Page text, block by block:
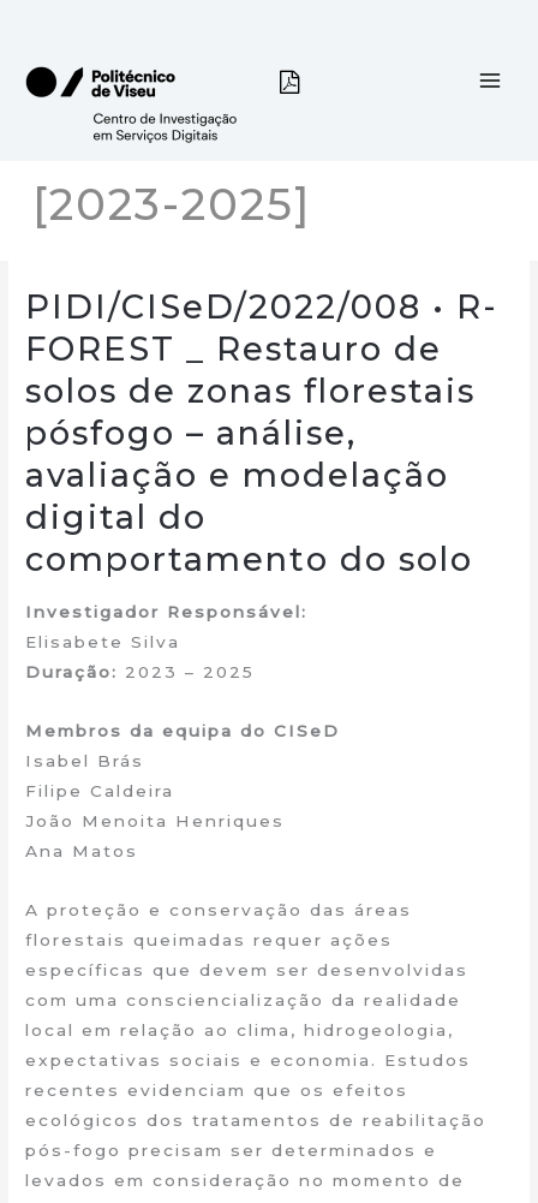
content
[2023-2025]
PIDI/CISeD/2022/008 • R-
FOREST _ Restauro de
solos de zonas florestais
pósfogo – análise,
avaliação e modelação
digital do
comportamento do solo
Investigador Responsável:
Elisabete Silva
Duração: 2023 – 2025
Membros da equipa do CISeD
Isabel Brás
Filipe Caldeira
João Menoita Henriques
Ana Matos
A proteção e conservação das áreas
florestais queimadas requer ações
específicas que devem ser desenvolvidas
com uma consciencialização da realidade
local em relação ao clima, hidrogeologia,
expectativas sociais e economia. Estudos
recentes evidenciam que os efeitos
ecológicos dos tratamentos de reabilitação
pós-fogo precisam ser determinados e
levados em consideração no momento de